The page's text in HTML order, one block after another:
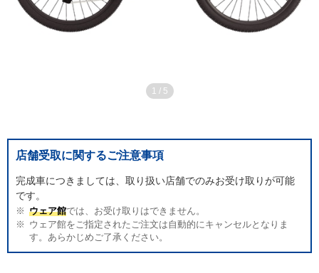
1 / 5
店舗受取に関するご注意事項
完成車につきましては、取り扱い店舗でのみお受け取りが可能
です。
ウェア館では、お受け取りはできません。
ウェア館をご指定されたご注文は自動的にキャンセルとなりま
す。あらかじめご了承ください。